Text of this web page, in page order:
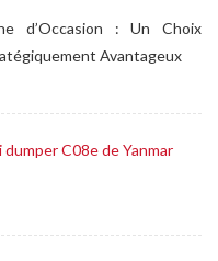
d’Occasion : Un Choix
Avantageux
C08e de Yanmar